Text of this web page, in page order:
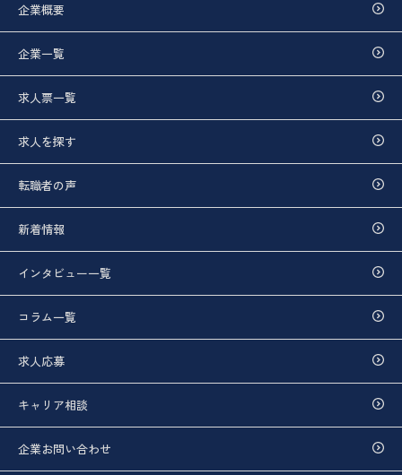
企業概要
企業一覧
求人票一覧
求人を探す
転職者の声
新着情報
インタビュー一覧
コラム一覧
求人応募
キャリア相談
企業お問い合わせ